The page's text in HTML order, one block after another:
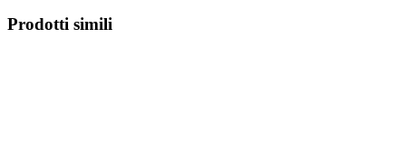
Prodotti simili